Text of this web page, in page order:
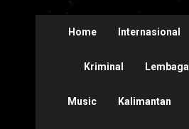
Home Internasional
Kriminal Lembaga
Music Kalimantan